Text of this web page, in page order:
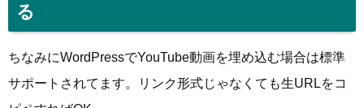
る
ちなみにWordPressでYouTube動画を埋め込む場合は標準
サポートされてます。リンク形式じゃなくても生URLをコ